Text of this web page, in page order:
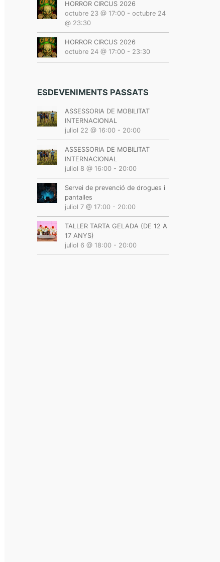
HORROR CIRCUS 2026
octubre 23 @ 17:00- octubre 24
@ 23:30
HORROR CIRCUS 2026
octubre 24 @ 17:00- 23:30
ESDEVENIMENTS PASSATS
ASSESSORIA DE MOBILITAT
INTERNACIONAL
juliol 22 @ 16:00- 20:00
ASSESSORIA DE MOBILITAT
INTERNACIONAL
juliol 8 @ 16:00- 20:00
Servei de prevenció de drogues i
pantalles
juliol 7 @ 17:00- 20:00
TALLER TARTA GELADA (DE 12 A
17 ANYS)
juliol 6 @ 18:00- 20:00